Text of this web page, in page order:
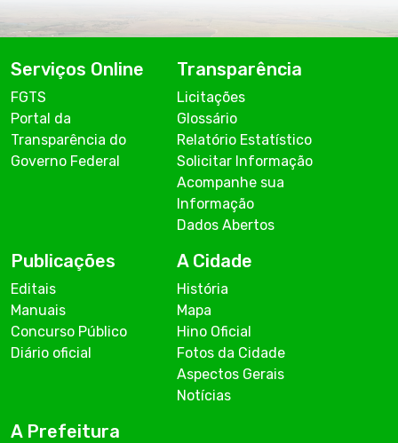
Serviços Online
FGTS
Portal da
Transparência do
Governo Federal
Transparência
Licitações
Glossário
Relatório Estatístico
Solicitar Informação
Acompanhe sua
Informação
Dados Abertos
Publicações
Editais
Manuais
Concurso Público
Diário oficial
A Cidade
História
Mapa
Hino Oficial
Fotos da Cidade
Aspectos Gerais
Notícias
A Prefeitura